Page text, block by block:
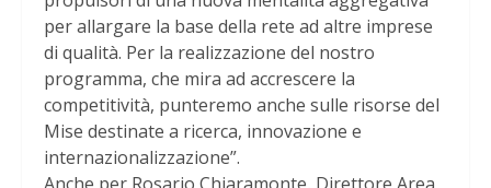
per allargare la base della rete ad altre imprese
di qualità. Per la realizzazione del nostro
programma, che mira ad accrescere la
competitività, punteremo anche sulle risorse del
Mise destinate a ricerca, innovazione e
internazionalizzazione”.